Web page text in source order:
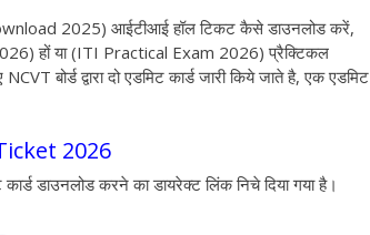
2025) आईटीआई हॉल टिकट कैसे डाउनलोड करें,
हों या (ITI Practical Exam 2026) प्रैक्टिकल
बोर्ड द्वारा दो एडमिट कार्ड जारी किये जाते है, एक एडमिट
2026
डाउनलोड करने का डायरेक्ट लिंक निचे दिया गया है।